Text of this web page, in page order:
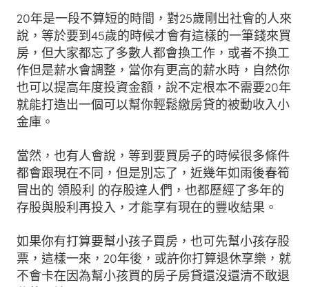
20年是一段不算短的時間，對25歲剛出社會的人來
說，等於要到45歲的時候才會有這樣的一筆錢來買
房，但大家都忘了多數人都會換工作，或者不換工
作但是薪水會調整，當你有更高的薪水時，自然你
也可以提高年度投資金額，說不定根本不需要20年
就能打造出一個可以幫你輕鬆繳房貸的被動收入小
金庫。
當然，也有人會說，等到要買房子的時候很多條件
都會跟現在不同，但是別忘了，近幾年如雨後春筍
冒出的 領股利 的存股達人們，也都歷經了多年的
存股與股利再投入，才能享有現在的豐收結果。
如果你有打算要幫小孩子買房，也可先幫小孩存股
票，這樣一來，20年後，或許你打算退休享樂，就
不會卡在因為幫小孩買的房子房貸還沒還清不敢退